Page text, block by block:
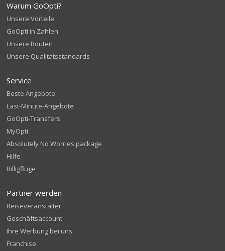
Warum GoOpti?
Unsere Vorteile
GoOpti in Zahlen
Unsere Routen
Unsere Qualitätsstandards
Service
Beste Angebote
Last-Minute-Angebote
GoOpti-Transfers
MyOpti
Absolutely No Worries package
Hilfe
Billigflüge
Partner werden
Reiseveranstalter
Geschäftsaccount
Ihre Werbung bei uns
Franchise